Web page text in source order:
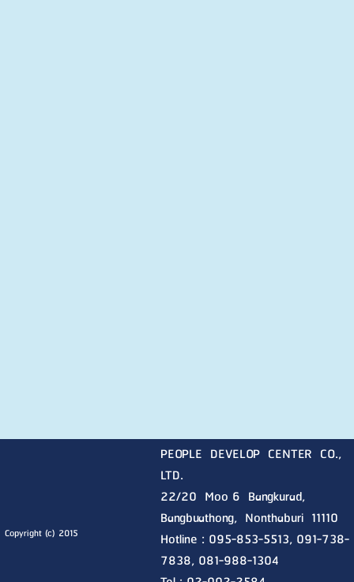
Copyright (c) 2015
PEOPLE DEVELOP CENTER CO.,
LTD.
22/20 Moo 6 Bangkurad,
Bangbuathong, Nonthaburi 11110
Hotline : 095-853-5513, 091-738-
7838, 081-988-1304